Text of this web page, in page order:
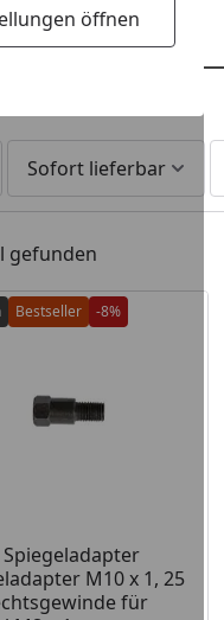
öffnen
Sofort lieferbar
gefunden
Bestseller -8%
M10 x 1, 25
für
am Lager